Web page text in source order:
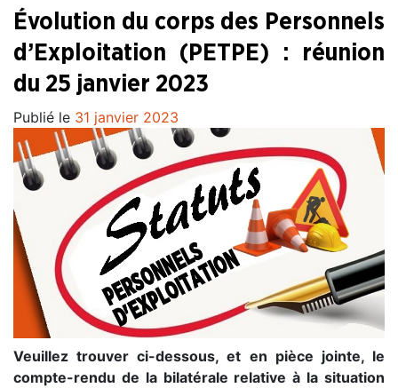
Évolution du corps des Personnels
d’Exploitation (PETPE) : réunion
du 25 janvier 2023
Publié le 31 janvier 2023
Veuillez trouver ci-dessous, et en pièce jointe, le
compte-rendu de la bilatérale relative à la situation